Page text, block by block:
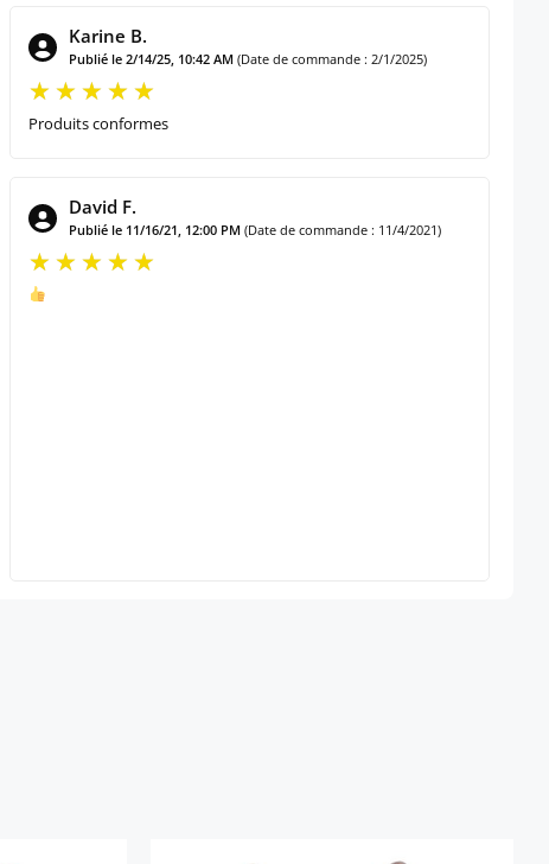
Karine B.
Publié le 2/14/25, 10:42 AM (Date de commande : 2/1/2025)
Produits conformes
David F.
Publié le 11/16/21, 12:00 PM (Date de commande : 11/4/2021)